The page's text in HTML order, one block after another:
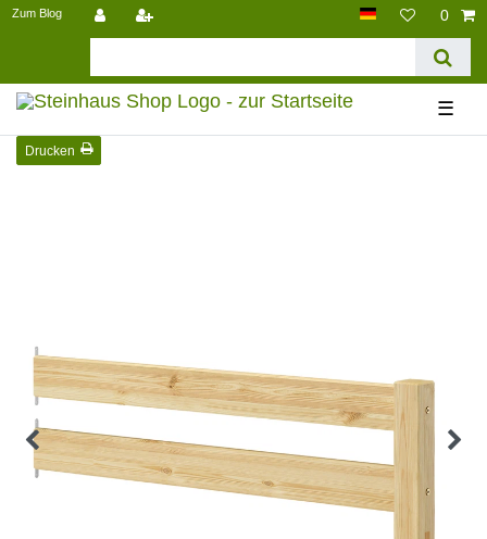
Zum Blog 0
☰
Drucken